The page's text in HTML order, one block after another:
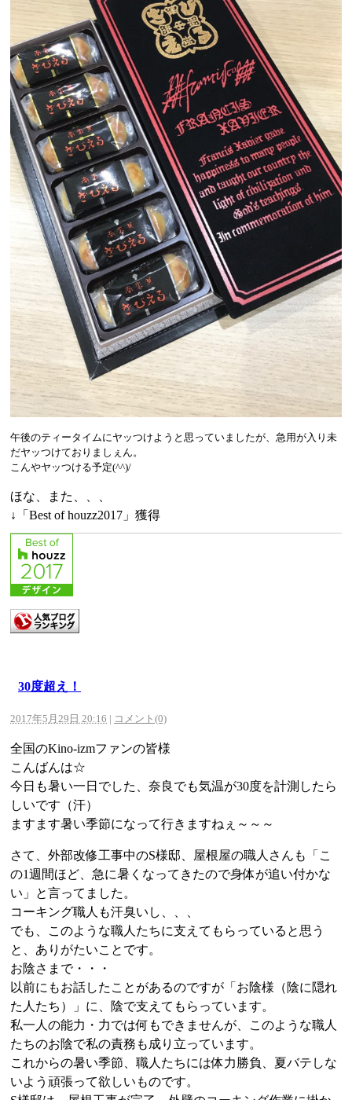
午後のティータイムにヤッつけようと思っていましたが、急用が入り未
だヤッつけておりましぇん。
こんやヤッつける予定(^^)/
ほな、また、、、
↓「Best of houzz2017」獲得
30度超え！
2017年5月29日 20:16 コメント(0)
全国のKino-izmファンの皆様
こんばんは☆
今日も暑い一日でした、奈良でも気温が30度を計測したら
しいです（汗）
ますます暑い季節になって行きますねぇ～～～
さて、外部改修工事中のS様邸、屋根屋の職人さんも「こ
の1週間ほど、急に暑くなってきたので身体が追い付かな
い」と言ってました。
コーキング職人も汗臭いし、、、
でも、このような職人たちに支えてもらっていると思う
と、ありがたいことです。
お陰さまで・・・
以前にもお話したことがあるのですが「お陰様 （陰に隠れ
た人たち）」に、陰で支えてもらっています。
私一人の能力・力では何もできませんが、このような職人
たちのお陰で私の責務も成り立っています。
これからの暑い季節、職人たちには体力勝負、夏バテしな
いよう頑張って欲しいものです。